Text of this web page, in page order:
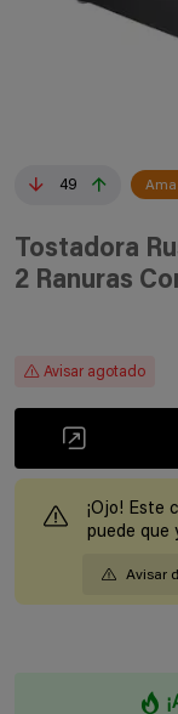
49
Tostadora
2 Ranuras
Avisar agotado
¡Ojo! Este
puede que
Avisar